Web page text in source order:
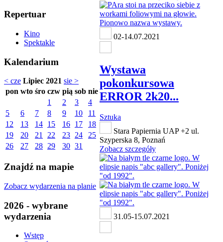
Repertuar
Kino
Spektakle
Kalendarium
< cze Lipiec 2021 sie >
pon wto śro czw pią sob nie
1
2 3
4
5
6 7 8 9 10
11
12
13 14 15 16 17
18
19
20 21 22 23 24
25
26
27 28 29 30 31
Znajdź na mapie
Zobacz wydarzenia na planie
2026 - wybrane
wydarzenia
Wstęp
02-14.07.2021
Wystawa
pokonkursowa
ERROR 2k20...
Sztuka
Stara Papiernia UAP +2 ul.
Szyperska 8, Poznań
Zobacz szczegóły
31.05-15.07.2021